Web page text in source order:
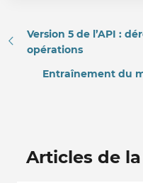
Version 5 de l’API :
opérations
Entraînement du
Articles de